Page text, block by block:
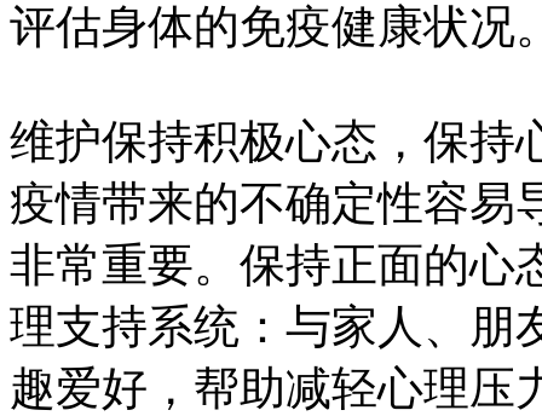
评估身体的免疫健康状况
维护保持积极心态，保持
疫情带来的不确定性容易
非常重要。保持正面的心
理支持系统：与家人、朋
趣爱好，帮助减轻心理压